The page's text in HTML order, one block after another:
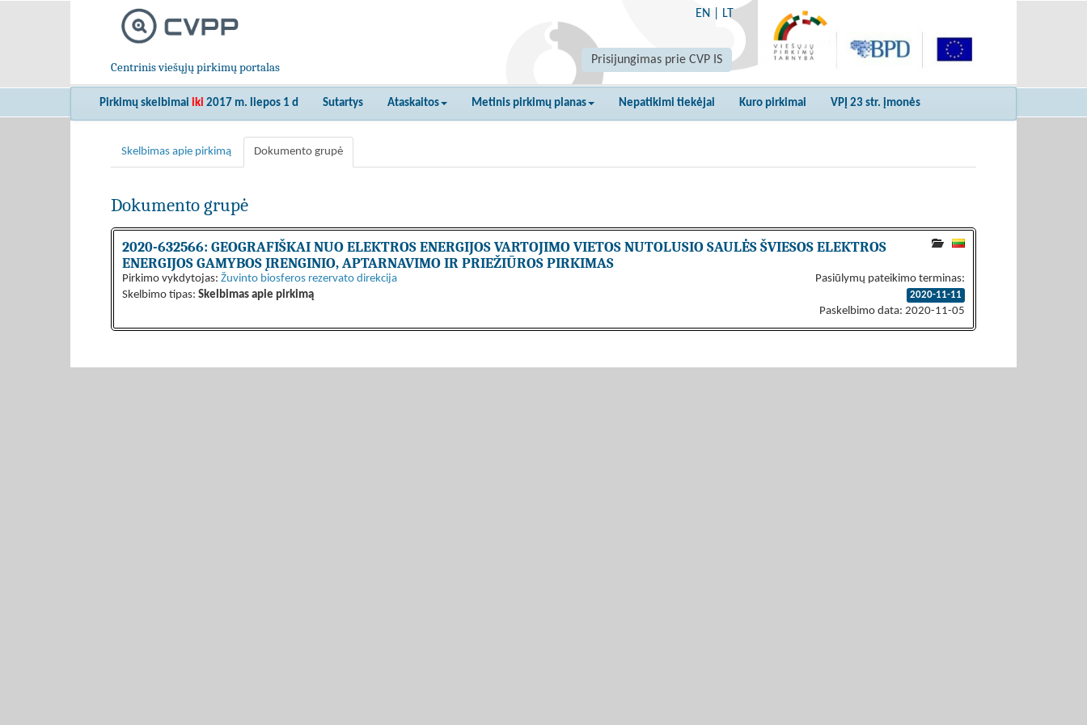
Centrinis viešųjų pirkimų portalas
EN LT
Prisijungimas prie CVP IS
Pirkimų skelbimai iki 2017 m. liepos 1 d Sutartys Ataskaitos Metinis pirkimų planas Nepatikimi tiekėjai Kuro pirkimai VPĮ 23 str. įmonės
Skelbimas apie pirkimą Dokumento grupė
Dokumento grupė
2020-632566: GEOGRAFIŠKAI NUO ELEKTROS ENERGIJOS VARTOJIMO VIETOS NUTOLUSIO SAULĖS ŠVIESOS ELEKTROS
ENERGIJOS GAMYBOS ĮRENGINIO, APTARNAVIMO IR PRIEŽIŪROS PIRKIMAS
Pirkimo vykdytojas: Žuvinto biosferos rezervato direkcija
Skelbimo tipas: Skelbimas apie pirkimą
Pasiūlymų pateikimo terminas:
2020-11-11
Paskelbimo data: 2020-11-05